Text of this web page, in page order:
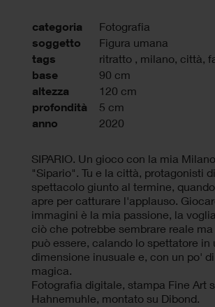
categoria Fotografia
soggetto Figura umana
tags ritratto , milano, città,
base 90 cm
altezza 120 cm
profondità 5 cm
anno 2020
SIPARIO. Un gioco con la mia
"Sipario". Tu e la città, protagonisti
spettacolo giunto al termine,
apre per catturare l'applauso.
immagini è la mia passione, la
ciò che potrebbe sembrare reale
può essere, calando lo spettatore in
dimensione inusuale e, con un po'
magica.
Fotografia digitale, stampa Fine Art
Hahnemuhle, montato su Dibond.